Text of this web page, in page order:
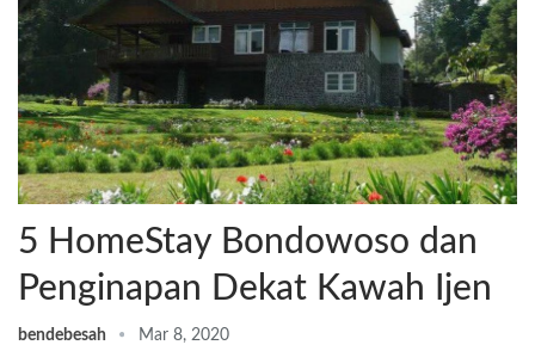
5 HomeStay Bondowoso dan
Penginapan Dekat Kawah Ijen
bendebesah Mar 8, 2020